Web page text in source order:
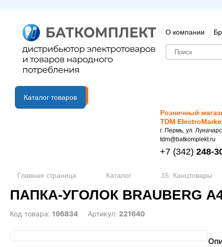
О компании
B2B портал
Каталог товаров
Розничный
TDM
г. Пермь, ул.
tdm@batkomplekt.ru
+7 (342) 248-
Главная страница Каталог 15. Канцтовары
ПАПКА-УГОЛОК BRAUBERG
Код товара: 196834 Артикул: 221640